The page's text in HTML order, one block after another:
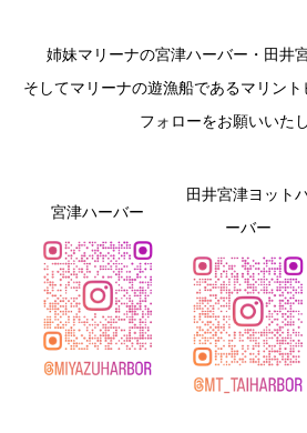
姉妹マリーナの宮津ハーバー・田井
そしてマリーナの遊漁船であるマリン
フォローをお願いいた
宮津ハーバー
田井宮津ヨット
ーバー